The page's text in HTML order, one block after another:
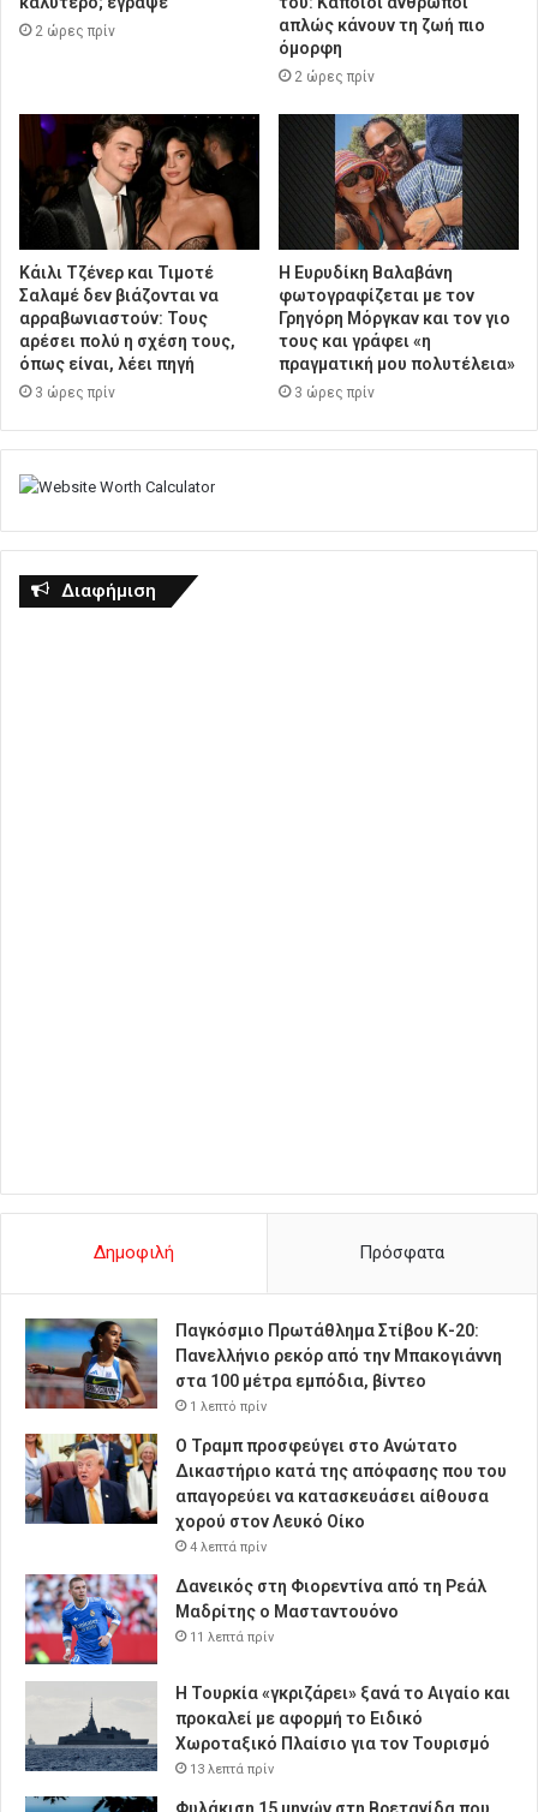
2 ώρες πρίν
απλώς κάνουν τη ζωή πιο
όμορφη
2 ώρες πρίν
Κάιλι Τζένερ και Τιμοτέ
Σαλαμέ δεν βιάζονται να
αρραβωνιαστούν: Τους
αρέσει πολύ η σχέση τους,
όπως είναι, λέει πηγή
3 ώρες πρίν
Η Ευρυδίκη Βαλαβάνη
φωτογραφίζεται με τον
Γρηγόρη Μόργκαν και τον γιο
τους και γράφει «η
πραγματική μου πολυτέλεια»
3 ώρες πρίν
Διαφήμιση
Δημοφιλή Πρόσφατα
Παγκόσμιο Πρωτάθλημα Στίβου Κ-20:
Πανελλήνιο ρεκόρ από την Μπακογιάννη
στα 100 μέτρα εμπόδια, βίντεο
1 λεπτό πρίν
Ο Τραμπ προσφεύγει στο Ανώτατο
Δικαστήριο κατά της απόφασης που του
απαγορεύει να κατασκευάσει αίθουσα
χορού στον Λευκό Οίκο
4 λεπτά πρίν
Δανεικός στη Φιορεντίνα από τη Ρεάλ
Μαδρίτης ο Μασταντουόνο
11 λεπτά πρίν
Η Τουρκία «γκριζάρει» ξανά το Αιγαίο και
προκαλεί με αφορμή το Ειδικό
Χωροταξικό Πλαίσιο για τον Τουρισμό
13 λεπτά πρίν
Φυλάκιση 15 μηνών στη Βρετανίδα που